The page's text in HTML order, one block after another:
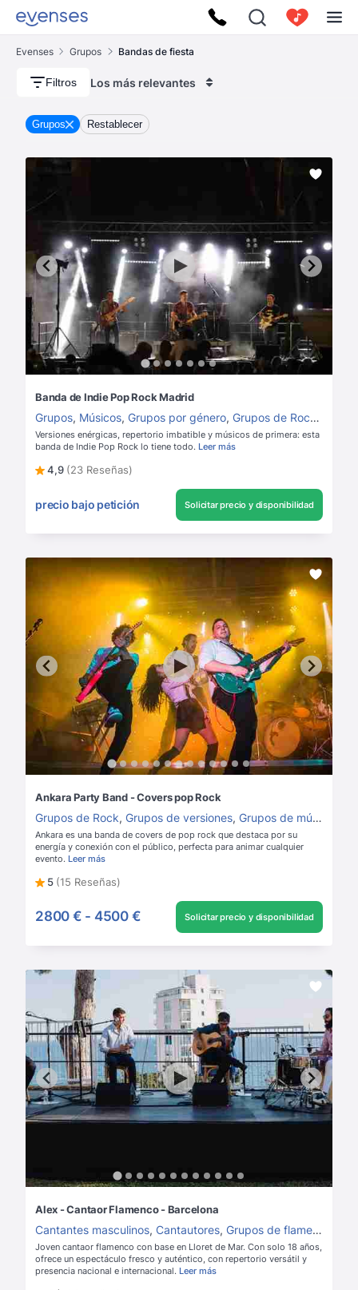
Evenses Grupos Bandas de fiesta
Filtros Los más relevantes
Grupos Restablecer
Banda de Indie Pop Rock Madrid
Grupos, Músicos, Grupos por género, Grupos de Rock ,
Versiones enérgicas, repertorio imbatible y músicos de primera: esta
banda de Indie Pop Rock lo tiene todo. Leer más
4,9 (23 Reseñas)
precio bajo petición Solicitar precio y disponibilidad
Ankara Party Band - Covers pop Rock
Grupos de Rock, Grupos de versiones, Grupos de música para boda
Ankara es una banda de covers de pop rock que destaca por su
energía y conexión con el público, perfecta para animar cualquier
evento. Leer más
5 (15 Reseñas)
2800 € - 4500 € Solicitar precio y disponibilidad
Alex - Cantaor Flamenco - Barcelona
Cantantes masculinos, Cantautores, Grupos de flamenco
Joven cantaor flamenco con base en Lloret de Mar. Con solo 18 años,
ofrece un espectáculo fresco y auténtico, con repertorio versátil y
presencia nacional e internacional. Leer más